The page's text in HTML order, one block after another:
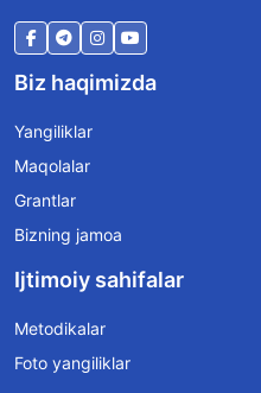
Biz haqimizda
Yangiliklar
Maqolalar
Grantlar
Bizning jamoa
Ijtimoiy sahifalar
Metodikalar
Foto yangiliklar